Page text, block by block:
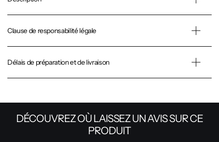
Clause de responsabilité légale
Délais de préparation et de livraison
DÉCOUVREZ OÙ LAISSEZ UN AVIS SUR CE
PRODUIT